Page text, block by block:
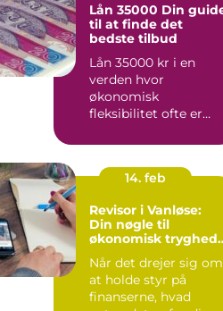
Lån 35000 Din guide
til at finde det
bedste tilbud
Lån 35000 kr i en
verden hvor
økonomisk
fleksibilitet ofte er
personlige pro...
14. feb
Revisor i Vanløse:
Din nøgle til
økonomisk tryghed
Når det drejer sig om
at holde styr på
finanserne, hvad